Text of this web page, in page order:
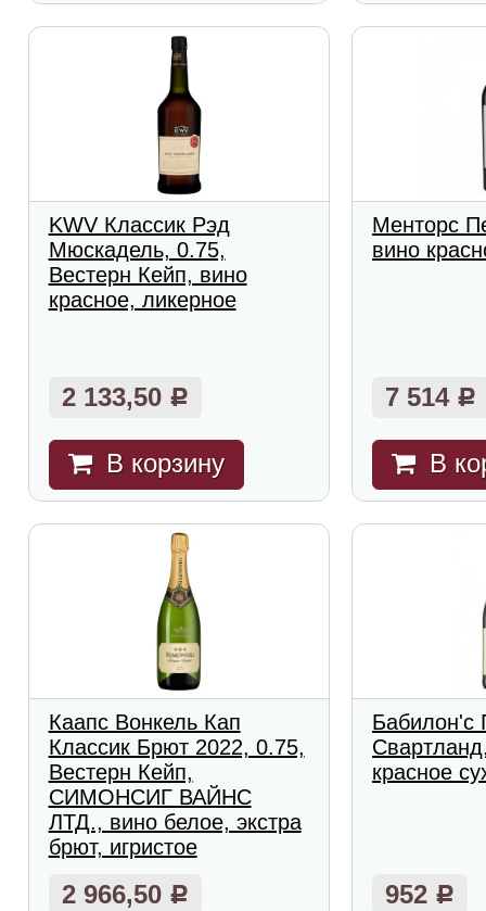
KWV Классик Рэд
Мюскадель, 0.75,
Вестерн Кейп, вино
красное, ликерное
2 133,50 Р
В корзину
Менторс
вино
7 514 Р
В
Каапс Вонкель Кап
Классик Брют 2022, 0.75,
Вестерн Кейп,
СИМОНСИГ ВАЙНС
ЛТД., вино белое, экстра
брют, игристое
2 966,50 Р
Бабилон'с
красное
952 Р